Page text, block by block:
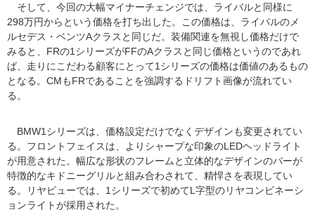
そして、今回の大幅マイナーチェンジでは、ライバルと同様に
298万円からという価格を打ち出した。この価格は、ライバルのメ
ルセデス・ベンツAクラスと同じだ。装備関連を無視し価格だけで
みると、FRの1シリーズがFFのAクラスと同じ価格というのであれ
ば、走りにこだわる顧客にとって1シリーズの価格は価値のあるもの
となる。CMもFRであることを強調するドリフト画像が流れてい
る。
BMW1シリーズは、価格設定だけでなくデザインも変更されてい
る。フロントフェイスは、よりシャープな印象のLEDヘッドライト
が用意された。幅広な形状のフレームと立体的なデザインのバーが
特徴的なキドニーグリルと組み合わされて、精悍さを表現してい
る。リヤビューでは、1シリーズで初めてL字型のリヤコンビネーシ
ョンライトが採用された。